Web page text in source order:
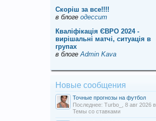
Скорiш за все!!!!
в блоге одессит
Кваліфікація ЄВРО 2024 -
вирішальні матчі, ситуація в
групах
в блогеAdmin Kava
Новые сообщения
Точные прогнозы на футбол
Последнее: Turbo_, 8 авг 2026
Темы со ставками